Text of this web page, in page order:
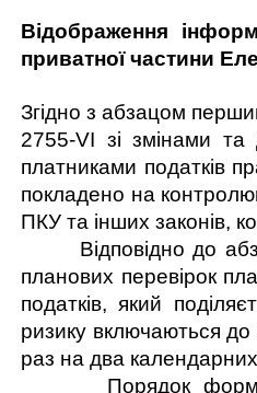
Відображення
приватної частини
Згідно з абзацом
2755-VI зі змінами та
платниками податків
покладено на
ПКУ та інших законів,
Відповідно до
планових перевірок
податків, який
ризику включаються
раз на два
Порядок